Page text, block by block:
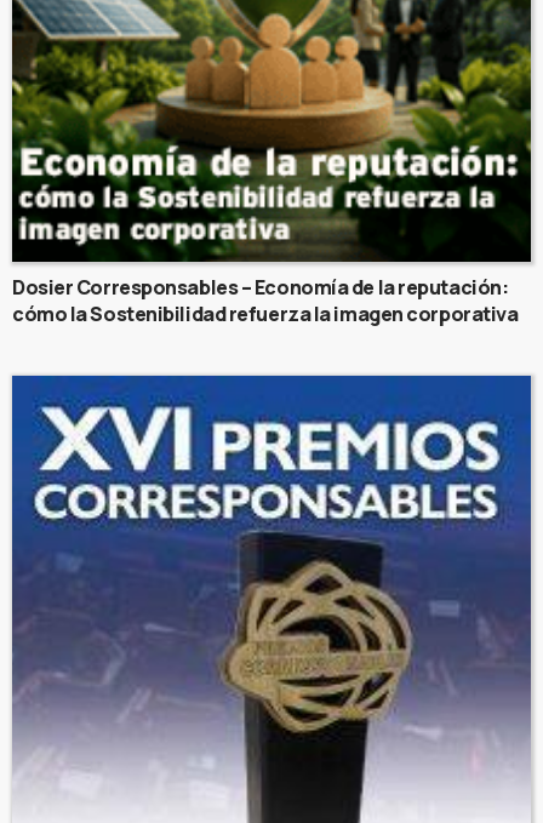
Dosier Corresponsables – Economía de la reputación:
cómo la Sostenibilidad refuerza la imagen corporativa